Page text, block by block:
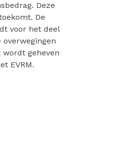
Deze
De
voor het deel
geheven
EVRM.